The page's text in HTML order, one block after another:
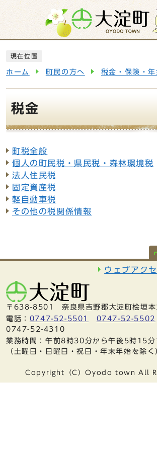
ページの先頭です
現在位置
ホーム 町民の方へ 税金・保険・年
税金
メインメニュー
町税全般
個人の町民税・県民税・森林環境税
法人住民税
固定資産税
軽自動車税
その他の税関係情報
ウェブアク
〒638-8501 奈良県吉野郡大淀町桧垣
電話： 0747-52-5501 0747-52-5502
0747-52-4310
業務時間：午前8時30分から午後5時15分
（土曜日・日曜日・祝日・年末年始を除く
Copyright（C）Oyodo town All